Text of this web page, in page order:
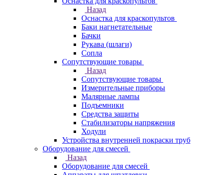
Назад
Оснастка для краскопультов
Баки нагнетательные
Бачки
Рукава (шлаги)
Сопла
Сопутствующие товары
Назад
Сопутствующие товары
Измерительные приборы
Малярные лампы
Подъемники
Средства защиты
Стабилизаторы напряжения
Ходули
Устройства внутренней покраски труб
Оборудование для смесей
Назад
Оборудование для смесей